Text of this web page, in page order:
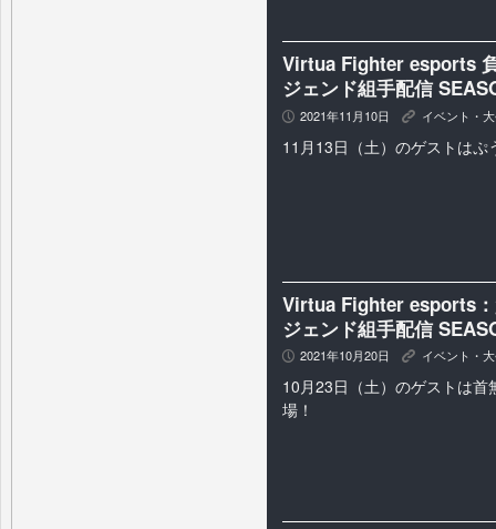
Virtua Fighter esports
ジェンド組手配信
P 2021年11月10日 K イベント・
11月13日（土）のゲストはぷ
Virtua Fighter esports：
ジェンド組手配信
P 2021年10月20日 K イベント・
10月23日（土）のゲストは首
場！